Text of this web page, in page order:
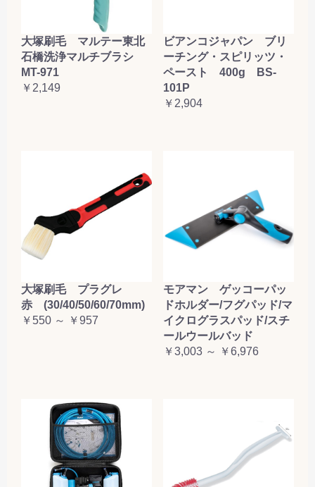
大塚刷毛 マルテー東北
石橋洗浄マルチブラシ
MT-971
￥2,149
ビアンコジャパン ブリ
ーチング・スピリッツ・
ペースト 400g BS-
101P
￥2,904
大塚刷毛 プラグレ
赤 (30/40/50/60/70mm)
￥550 ～ ￥957
モアマン ゲッコーパッ
ドホルダー/フグパッド/マ
イクログラスパッド/スチ
ールウールバッド
￥3,003 ～ ￥6,976